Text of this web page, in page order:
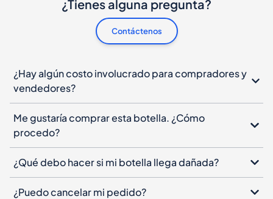
¿Tienes alguna pregunta?
Contáctenos
¿Hay algún costo involucrado para compradores y
vendedores?
Me gustaría comprar esta botella. ¿Cómo
procedo?
¿Qué debo hacer si mi botella llega dañada?
¿Puedo cancelar mi pedido?